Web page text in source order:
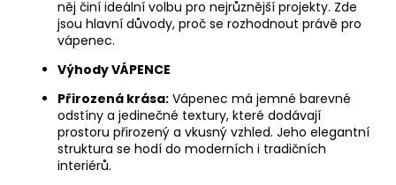
něj činí ideální volbu pro nejrůznější projekty. Zde
jsou hlavní důvody, proč se rozhodnout právě pro
vápenec.
Výhody VÁPENCE
Přirozená krása: Vápenec má jemné barevné
odstíny a jedinečné textury, které dodávají
prostoru přirozený a vkusný vzhled. Jeho elegantní
struktura se hodí do moderních i tradičních
interiérů.